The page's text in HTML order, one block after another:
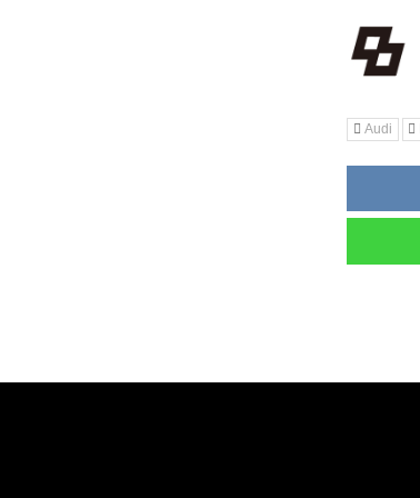
Audi